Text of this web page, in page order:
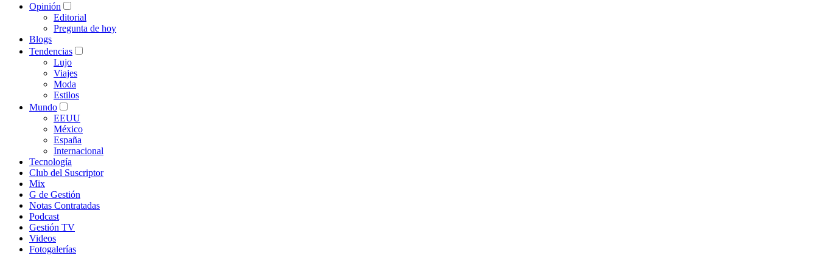
Opinión
Editorial
Pregunta de hoy
Blogs
Tendencias
Lujo
Viajes
Moda
Estilos
Mundo
EEUU
México
España
Internacional
Tecnología
Club del Suscriptor
Mix
G de Gestión
Notas Contratadas
Podcast
Gestión TV
Videos
Fotogalerías